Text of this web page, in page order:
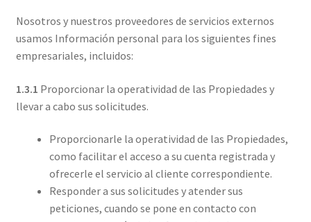
Nosotros y nuestros proveedores de servicios externos
usamos Información personal para los siguientes fines
empresariales, incluidos:
1.3.1 Proporcionar la operatividad de las Propiedades y
llevar a cabo sus solicitudes.
Proporcionarle la operatividad de las Propiedades,
como facilitar el acceso a su cuenta registrada y
ofrecerle el servicio al cliente correspondiente.
Responder a sus solicitudes y atender sus
peticiones, cuando se pone en contacto con